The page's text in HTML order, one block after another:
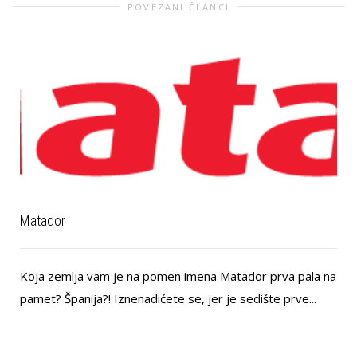
POVEZANI ČLANCI
Matador
Koja zemlja vam je na pomen imena Matador prva pala na
pamet? Španija?! Iznenadićete se, jer je sedište prve...